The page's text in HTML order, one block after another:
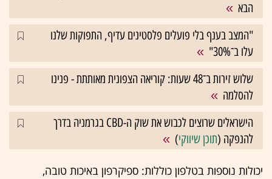
הבא
"המצב בענף בלי פועלים פלסטינים עדיף, התפוקות שלנו
עלו ב־30%"
שלוש זירות ב־48 שעות: קוריאה הצפונית מאותתת - פנינו
להסלמה
הישראלים שרוצים לכבוש את שוק ה-CBD בגרמניה בדרך
להנפקה (תוכן שיווקי)
יכולות נוספות בטלפון כוללות: ספיקרפון באיכות טובה,